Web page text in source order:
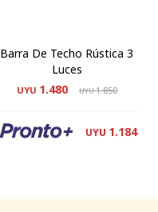
Barra De Techo Rústica 3
Luces
UYU 1.480 UYU1.850
UYU 1.184